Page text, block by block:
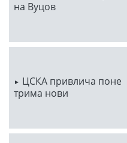
на Вуцов
ЦСКА привлича поне
трима нови